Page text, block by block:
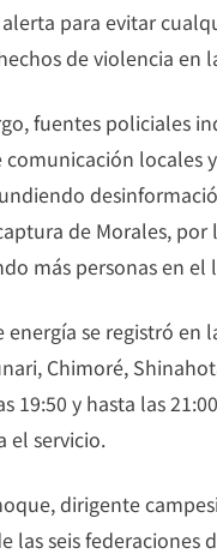
para evitar
de violencia en
fuentes policiales
comunicación locales
de Morales, por
más personas en el
energía se registró en
Chimoré,
19:50 y hasta las
el servicio.
dirigente
las seis federaciones